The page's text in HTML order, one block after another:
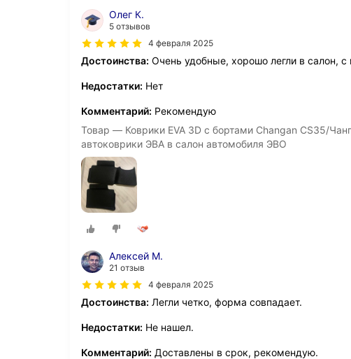
Олег К.
5 отзывов
4 февраля 2025
Достоинства: Очень удобные, хорошо легли в салон,
Недостатки: Нет
Комментарий: Рекомендую
Товар — Коврики EVA 3D с бортами Changan CS35/
автоковрики ЭВА в салон автомобиля ЭВО
Алексей М.
21 отзыв
4 февраля 2025
Достоинства: Легли четко, форма совпадает.
Недостатки: Не нашел.
Комментарий: Доставлены в срок, рекомендую.